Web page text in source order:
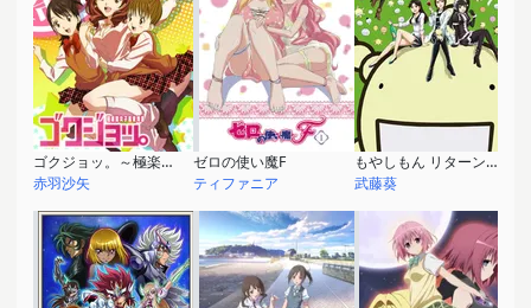
ゴクジョッ。～極楽院女子高寮物語～
赤羽沙矢
ゼロの使い魔F
ティファニア
もやしもん リターンズ
武藤葵